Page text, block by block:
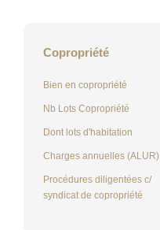
Copropriété
Bien en copropriété
Nb Lots Copropriété
Dont lots d'habitation
Charges annuelles (ALUR)
Procédures diligentées c/
syndicat de copropriété